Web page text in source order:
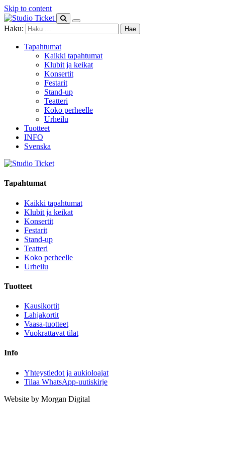
Skip to content
Haku:
Tapahtumat
Kaikki tapahtumat
Klubit ja keikat
Konsertit
Festarit
Stand-up
Teatteri
Koko perheelle
Urheilu
Tuotteet
INFO
Svenska
Tapahtumat
Kaikki tapahtumat
Klubit ja keikat
Konsertit
Festarit
Stand-up
Teatteri
Koko perheelle
Urheilu
Tuotteet
Kausikortit
Lahjakortit
Vaasa-tuotteet
Vuokrattavat tilat
Info
Yhteystiedot ja aukioloajat
Tilaa WhatsApp-uutiskirje
Website by Morgan Digital